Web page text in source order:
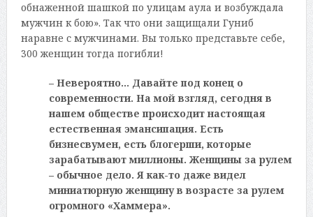
обнаженной шашкой по улицам аула и возбуждала
мужчин к бою». Так что они защищали Гуниб
наравне с мужчинами. Вы только представьте себе,
300 женщин тогда погибли!
– Невероятно… Давайте под конец о
современности. На мой взгляд, сегодня в
нашем обществе происходит настоящая
естественная эмансипация. Есть
бизнесвумен, есть блогерши, которые
зарабатывают миллионы. Женщины за рулем
– обычное дело. Я как-то даже видел
миниатюрную женщину в возрасте за рулем
огромного «Хаммера».